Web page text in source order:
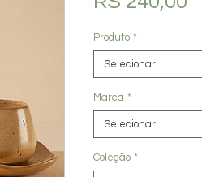
Produto *
Selecionar
Marca *
Selecionar
Coleção *